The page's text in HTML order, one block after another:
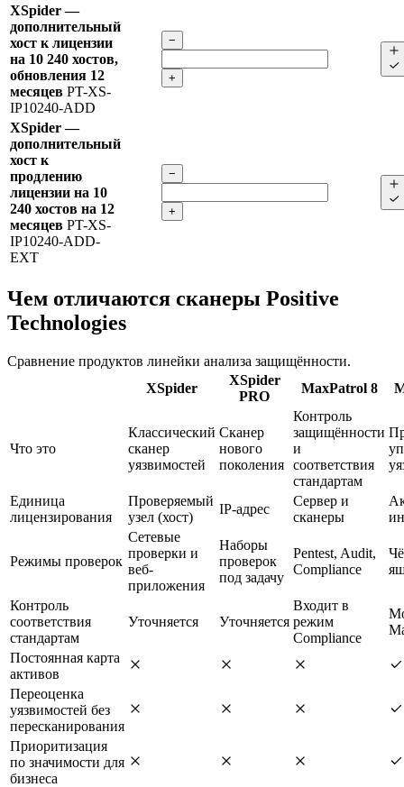
XSpider —
дополнительный
хост к лицензии
на 10 240 хостов,
обновления 12
месяцев PT-XS-
IP10240-ADD
−
+
XSpider —
дополнительный
хост к
продлению
лицензии на 10
240 хостов на 12
месяцев PT-XS-
IP10240-ADD-
EXT
−
+
Чем отличаются сканеры Positive
Technologies
Сравнение продуктов линейки анализа защищённости.
XSpider
XSpider
PRO
MaxPatrol 8
Что это
Классический
сканер
уязвимостей
Сканер
нового
поколения
Контроль
защищённости
и
соответствия
стандартам
Единица
лицензирования
Проверяемый
узел (хост)
IP-адрес
Сервер и
сканеры
Режимы проверок
Сетевые
проверки и
веб-
приложения
Наборы
проверок
под задачу
Pentest, Audit,
Compliance
Контроль
соответствия
стандартам
Уточняется Уточняется
Входит в
режим
Compliance
Постоянная карта
активов
Переоценка
уязвимостей без
пересканирования
Приоритизация
по значимости для
бизнеса